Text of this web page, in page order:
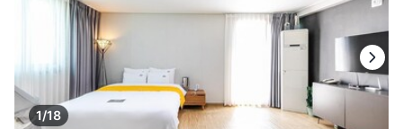
1/18